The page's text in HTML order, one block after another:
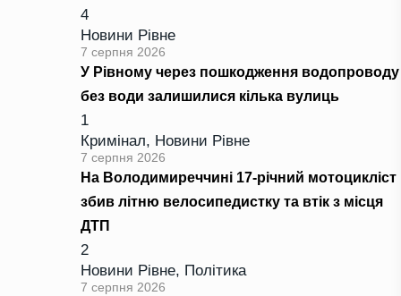
4
Новини Рівне
7 серпня 2026
У Рівному через пошкодження водопроводу
без води залишилися кілька вулиць
1
Кримінал, Новини Рівне
7 серпня 2026
На Володимиреччині 17-річний мотоцикліст
збив літню велосипедистку та втік з місця
ДТП
2
Новини Рівне, Політика
7 серпня 2026